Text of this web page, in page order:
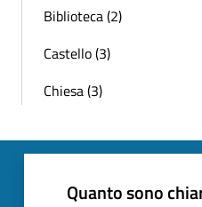
Biblioteca (2)
Castello (3)
Chiesa (3)
Quanto sono